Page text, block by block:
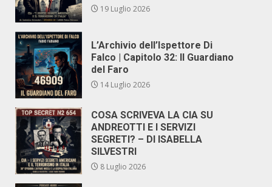
19 Luglio 2026
L’Archivio dell’Ispettore Di
Falco | Capitolo 32: Il Guardiano
del Faro
14 Luglio 2026
COSA SCRIVEVA LA CIA SU
ANDREOTTI E I SERVIZI
SEGRETI? – DI ISABELLA
SILVESTRI
8 Luglio 2026